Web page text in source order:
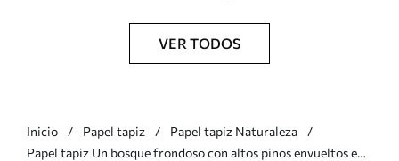
VER TODOS
Inicio Papel tapiz
Papel tapiz Naturaleza
Papel tapiz Un bosque frondoso con altos pinos envueltos en